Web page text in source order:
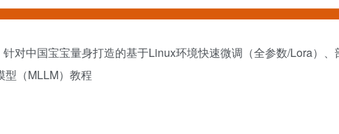
针对中国宝宝量身打造的基于Linux环境快速微调（全参数/Lora）
型（MLLM）教程